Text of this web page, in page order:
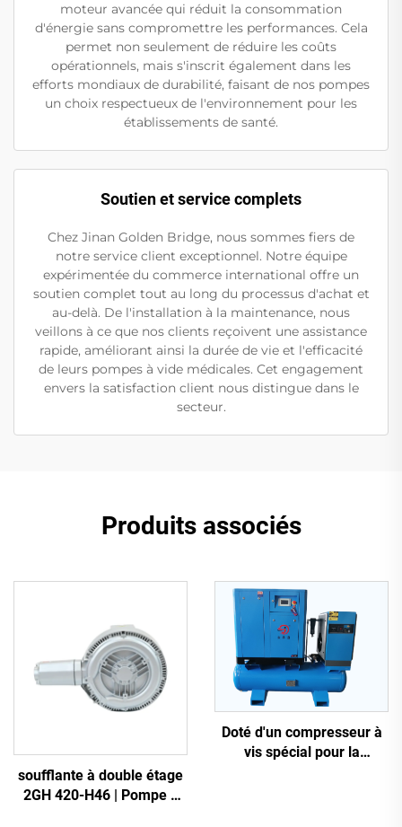
moteur avancée qui réduit la consommation
d'énergie sans compromettre les performances. Cela
permet non seulement de réduire les coûts
opérationnels, mais s'inscrit également dans les
efforts mondiaux de durabilité, faisant de nos pompes
un choix respectueux de l'environnement pour les
établissements de santé.
Soutien et service complets
Chez Jinan Golden Bridge, nous sommes fiers de
notre service client exceptionnel. Notre équipe
expérimentée du commerce international offre un
soutien complet tout au long du processus d'achat et
au-delà. De l'installation à la maintenance, nous
veillons à ce que nos clients reçoivent une assistance
rapide, améliorant ainsi la durée de vie et l'efficacité
de leurs pompes à vide médicales. Cet engagement
envers la satisfaction client nous distingue dans le
secteur.
Produits associés
soufflante à double étage
2GH 420-H46 | Pompe à
Doté d'un compresseur à
vis spécial pour la